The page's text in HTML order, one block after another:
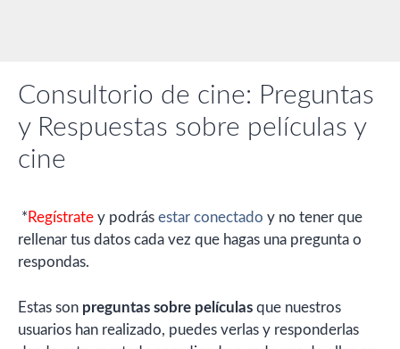
Consultorio de cine: Preguntas
y Respuestas sobre películas y
cine
* Regístrate y podrás estar conectado y no tener que
rellenar tus datos cada vez que hagas una pregunta o
respondas.
Estas son preguntas sobre películas que nuestros
usuarios han realizado, puedes verlas y responderlas